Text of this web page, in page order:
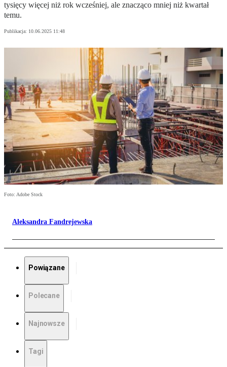
tysięcy więcej niż rok wcześniej, ale znacząco mniej niż kwartał
temu.
Publikacja: 10.06.2025 11:48
Foto: Adobe Stock
Aleksandra Fandrejewska
Powiązane
Polecane
Najnowsze
Tagi